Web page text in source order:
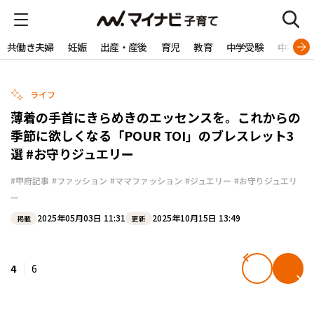
共働き夫婦 妊娠 出産・産後 育児 教育 中学受験 中学生
ライフ
薄着の手首にきらめきのエッセンスを。これからの
季節に欲しくなる「POUR TOI」のブレスレット3
選 #お守りジュエリー
#甲府記事 #ファッション #ママファッション #ジュエリー #お守りジュエリ
ー
掲載 2025年05月03日 11:31 更新 2025年10月15日 13:49
4 6